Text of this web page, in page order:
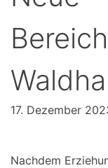
17. Dezember
Nachdem